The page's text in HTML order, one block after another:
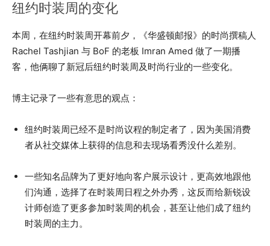
纽约时装周的变化
本周，在纽约时装周开幕前夕，《华盛顿邮报》的时尚撰稿人
Rachel Tashjian 与 BoF 的老板 Imran Amed 做了一期播
客，他俩聊了新冠后纽约时装周及时尚行业的一些变化。
博主记录了一些有意思的观点：
纽约时装周已经不是时尚议程的制定者了，因为美国消费
者从社交媒体上获得的信息和去现场看秀没什么差别。
一些知名品牌为了更好地向客户展示设计，更高效地跟他
们沟通，选择了在时装周日程之外办秀，这反而给新锐设
计师创造了更多参加时装周的机会，甚至让他们成了纽约
时装周的主力。